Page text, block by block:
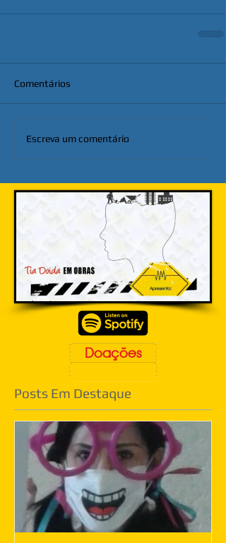
Comentários
Escreva um comentário
Doações
Posts Em Destaque